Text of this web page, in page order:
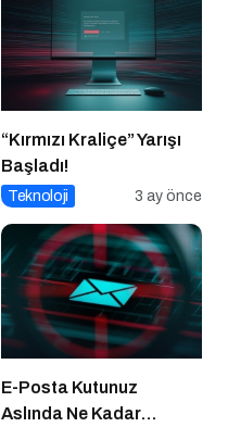
“Kırmızı Kraliçe” Yarışı
Başladı!
Teknoloji 3 ay önce
E-Posta Kutunuz
Aslında Ne Kadar